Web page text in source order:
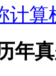
计算
年